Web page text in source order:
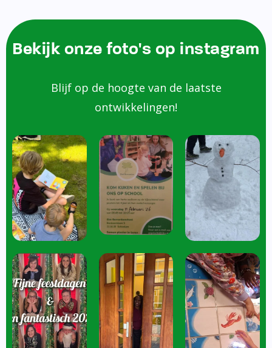
Bekijk onze foto's op instagram
Blijf op de hoogte van de laatste
ontwikkelingen!